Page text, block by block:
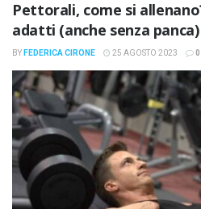
Pettorali, come si
adatti (anche senza panca)
BY FEDERICA CIRONE 25 AGOSTO 2023 0